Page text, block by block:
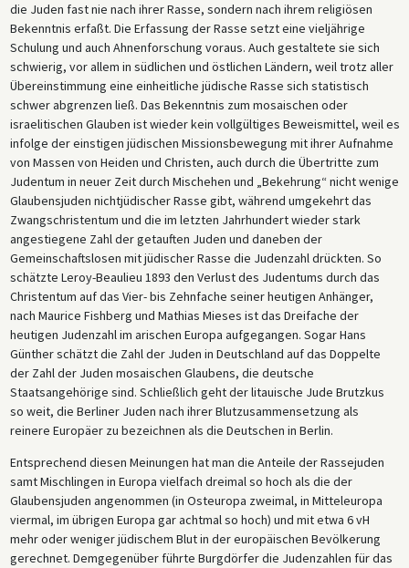
die Juden fast nie nach ihrer Rasse, sondern nach ihrem religiösen
Bekenntnis erfaßt. Die Erfassung der Rasse setzt eine vieljährige
Schulung und auch Ahnenforschung voraus. Auch gestaltete sie sich
schwierig, vor allem in südlichen und östlichen Ländern, weil trotz aller
Übereinstimmung eine einheitliche jüdische Rasse sich statistisch
schwer abgrenzen ließ. Das Bekenntnis zum mosaischen oder
israelitischen Glauben ist wieder kein vollgültiges Beweismittel, weil es
infolge der einstigen jüdischen Missionsbewegung mit ihrer Aufnahme
von Massen von Heiden und Christen, auch durch die Übertritte zum
Judentum in neuer Zeit durch Mischehen und „Bekehrung“ nicht wenige
Glaubensjuden nichtjüdischer Rasse gibt, während umgekehrt das
Zwangschristentum und die im letzten Jahrhundert wieder stark
angestiegene Zahl der getauften Juden und daneben der
Gemeinschaftslosen mit jüdischer Rasse die Judenzahl drückten. So
schätzte Leroy-Beaulieu 1893 den Verlust des Judentums durch das
Christentum auf das Vier- bis Zehnfache seiner heutigen Anhänger,
nach Maurice Fishberg und Mathias Mieses ist das Dreifache der
heutigen Judenzahl im arischen Europa aufgegangen. Sogar Hans
Günther schätzt die Zahl der Juden in Deutschland auf das Doppelte
der Zahl der Juden mosaischen Glaubens, die deutsche
Staatsangehörige sind. Schließlich geht der litauische Jude Brutzkus
so weit, die Berliner Juden nach ihrer Blutzusammensetzung als
reinere Europäer zu bezeichnen als die Deutschen in Berlin.
Entsprechend diesen Meinungen hat man die Anteile der Rassejuden
samt Mischlingen in Europa vielfach dreimal so hoch als die der
Glaubensjuden angenommen (in Osteuropa zweimal, in Mitteleuropa
viermal, im übrigen Europa gar achtmal so hoch) und mit etwa 6 vH
mehr oder weniger jüdischem Blut in der europäischen Bevölkerung
gerechnet. Demgegenüber führte Burgdörfer die Judenzahlen für das